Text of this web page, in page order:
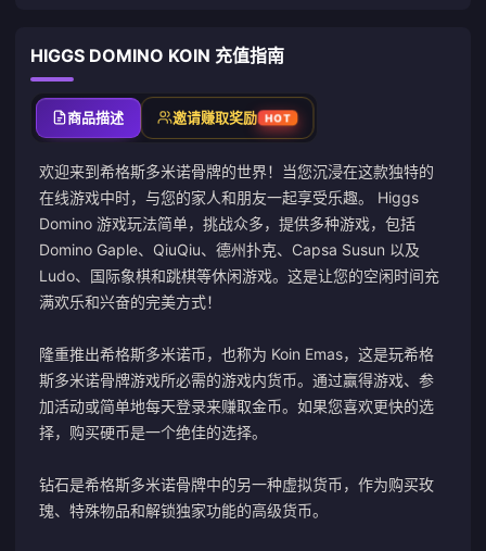
HIGGS DOMINO KOIN 充值指南
商品描述 邀请赚取奖励 HOT
欢迎来到希格斯多米诺骨牌的世界！当您沉浸在这款独特的
在线游戏中时，与您的家人和朋友一起享受乐趣。 Higgs
Domino 游戏玩法简单，挑战众多，提供多种游戏，包括
Domino Gaple、QiuQiu、德州扑克、Capsa Susun 以及
Ludo、国际象棋和跳棋等休闲游戏。这是让您的空闲时间充
满欢乐和兴奋的完美方式！
隆重推出希格斯多米诺币，也称为 Koin Emas，这是玩希格
斯多米诺骨牌游戏所必需的游戏内货币。通过赢得游戏、参
加活动或简单地每天登录来赚取金币。如果您喜欢更快的选
择，购买硬币是一个绝佳的选择。
钻石是希格斯多米诺骨牌中的另一种虚拟货币，作为购买玫
瑰、特殊物品和解锁独家功能的高级货币。